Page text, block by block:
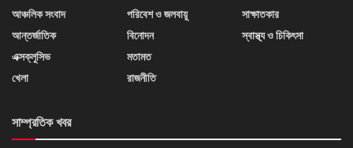
আঞ্চলিক সংবাদ
আন্তর্জাতিক
এক্সক্লুসিভ
খেলা
পরিবেশ ও জলবায়ু
বিনোদন
মতামত
রাজনীতি
সাক্ষাতকার
স্বাস্থ্য ও চিকিৎসা
সাম্প্রতিক খবর